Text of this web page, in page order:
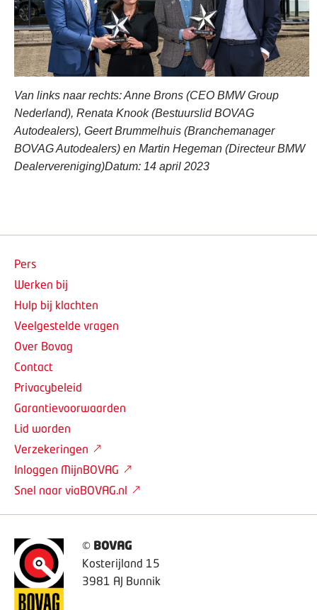
Van links naar rechts: Anne Brons (CEO BMW Group
Nederland), Renata Knook (Bestuurslid BOVAG
Autodealers), Geert Brummelhuis (Branchemanager
BOVAG Autodealers) en Martin Hegeman (Directeur BMW
Dealervereniging)Datum: 14 april 2023
© BOVAG
Kosterijland 15
3981 AJ Bunnik
Pers
Werken bij
Hulp bij klachten
Veelgestelde vragen
Over Bovag
Contact
Privacybeleid
Garantievoorwaarden
Lid worden
Verzekeringen
Inloggen MijnBOVAG
Snel naar viaBOVAG.nl